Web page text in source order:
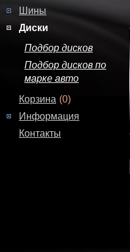
Шины
Диски
Подбор дисков
Подбор дисков по
марке авто
Корзина (0)
Информация
Контакты